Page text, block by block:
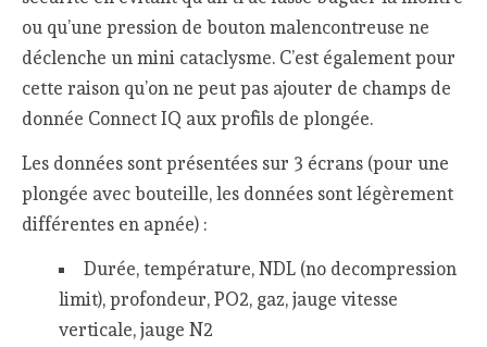
ou qu’une pression de bouton malencontreuse ne
déclenche un mini cataclysme. C’est également pour
cette raison qu’on ne peut pas ajouter de champs de
donnée Connect IQ aux profils de plongée.
Les données sont présentées sur 3 écrans (pour une
plongée avec bouteille, les données sont légèrement
différentes en apnée) :
Durée, température, NDL (no decompression
limit), profondeur, PO2, gaz, jauge vitesse
verticale, jauge N2